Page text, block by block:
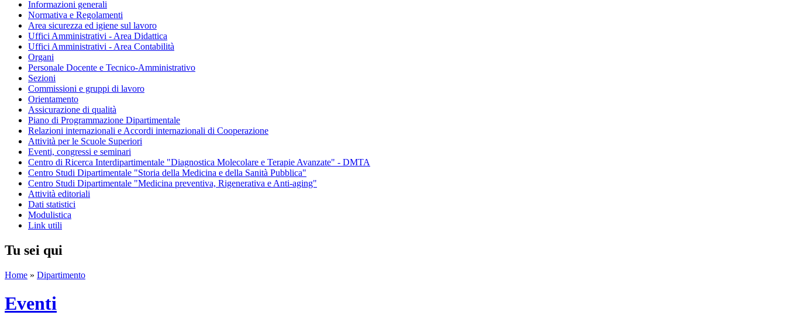
Informazioni generali
Normativa e Regolamenti
Area sicurezza ed igiene sul lavoro
Uffici Amministrativi - Area Didattica
Uffici Amministrativi - Area Contabilità
Organi
Personale Docente e Tecnico-Amministrativo
Sezioni
Commissioni e gruppi di lavoro
Orientamento
Assicurazione di qualità
Piano di Programmazione Dipartimentale
Relazioni internazionali e Accordi internazionali di Cooperazione
Attività per le Scuole Superiori
Eventi, congressi e seminari
Centro di Ricerca Interdipartimentale "Diagnostica Molecolare e Terapie Avanzate" - DMTA
Centro Studi Dipartimentale "Storia della Medicina e della Sanità Pubblica"
Centro Studi Dipartimentale "Medicina preventiva, Rigenerativa e Anti-aging"
Attività editoriali
Dati statistici
Modulistica
Link utili
Tu sei qui
Home » Dipartimento
Eventi